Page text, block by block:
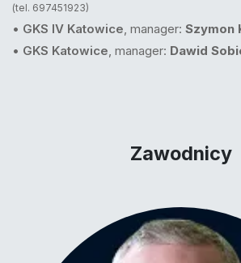
(tel. 697451923)
• GKS IV Katowice, manager: Szymon
• GKS Katowice, manager: Dawid
Zawodnicy